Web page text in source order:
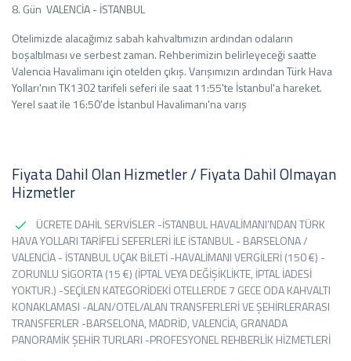
8. Gün VALENCİA - İSTANBUL
Otelimizde alacağımız sabah kahvaltımızın ardından odaların
boşaltılması ve serbest zaman. Rehberimizin belirleyeceği saatte
Valencia Havalimanı için otelden çıkış. Varışımızın ardından Türk Hava
Yolları'nın TK1302 tarifeli seferi ile saat 11:55'te İstanbul'a hareket.
Yerel saat ile 16:50'de İstanbul Havalimanı'na varış
Fiyata Dahil Olan Hizmetler / Fiyata Dahil Olmayan
Hizmetler
ÜCRETE DAHİL SERVİSLER -İSTANBUL HAVALİMANI’NDAN TÜRK
HAVA YOLLARI TARİFELİ SEFERLERİ İLE İSTANBUL - BARSELONA /
VALENCİA - İSTANBUL UÇAK BİLETİ -HAVALİMANI VERGİLERİ (150 €) -
ZORUNLU SİGORTA (15 €) (İPTAL VEYA DEĞİŞİKLİKTE, İPTAL İADESİ
YOKTUR.) -SEÇİLEN KATEGORİDEKİ OTELLERDE 7 GECE ODA KAHVALTI
KONAKLAMASI -ALAN/OTEL/ALAN TRANSFERLERİ VE ŞEHİRLERARASI
TRANSFERLER -BARSELONA, MADRİD, VALENCİA, GRANADA
PANORAMİK ŞEHİR TURLARI -PROFESYONEL REHBERLİK HİZMETLERİ